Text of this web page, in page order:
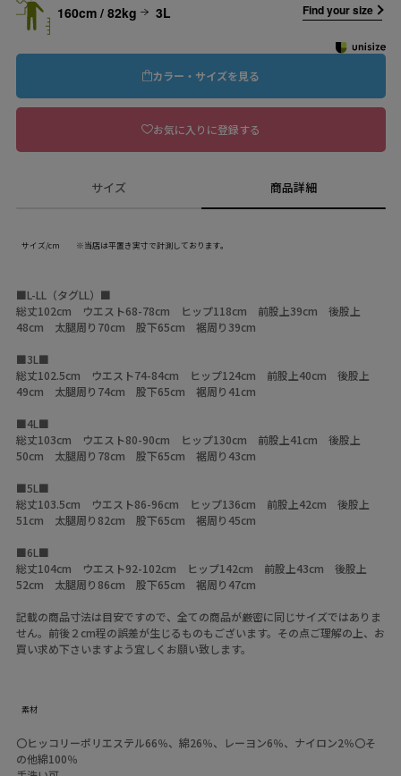
160cm / 82kg 3L Find your size
カラー・サイズを見る
お気に入りに登録する
サイズ 商品詳細
サイズ/cm ※当店は平置き実寸で計測しております。
■L-LL（タグLL）■
総丈102cm ウエスト68-78cm ヒップ118cm 前股上39cm 後股上
48cm 太腿周り70cm 股下65cm 裾周り39cm
■3L■
総丈102.5cm ウエスト74-84cm ヒップ124cm 前股上40cm 後股上
49cm 太腿周り74cm 股下65cm 裾周り41cm
■4L■
総丈103cm ウエスト80-90cm ヒップ130cm 前股上41cm 後股上
50cm 太腿周り78cm 股下65cm 裾周り43cm
■5L■
総丈103.5cm ウエスト86-96cm ヒップ136cm 前股上42cm 後股上
51cm 太腿周り82cm 股下65cm 裾周り45cm
■6L■
総丈104cm ウエスト92-102cm ヒップ142cm 前股上43cm 後股上
52cm 太腿周り86cm 股下65cm 裾周り47cm
記載の商品寸法は目安ですので、全ての商品が厳密に同じサイズではありま
せん。前後２cm程の誤差が生じるものもございます。その点ご理解の上、お
買い求め下さいますよう宜しくお願い致します。
素材
〇ヒッコリーポリエステル66％、綿26％、レーヨン6％、ナイロン2％〇そ
の他綿100％